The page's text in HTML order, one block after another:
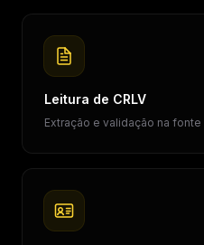
Leitura de CRLV
Extração e validação na fonte